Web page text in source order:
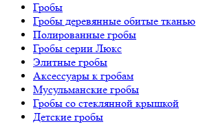
Гробы
Гробы деревянные обитые тканью
Полированные гробы
Гробы серии Люкс
Элитные гробы
Аксессуары к гробам
Мусульманские гробы
Гробы со стеклянной крышкой
Детские гробы